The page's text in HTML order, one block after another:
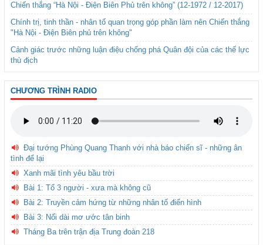
Chiến thắng “Hà Nội - Điện Biên Phủ trên không” (12-1972 / 12-2017)
Chính trị, tinh thần - nhân tố quan trọng góp phần làm nên Chiến thắng
"Hà Nội - Điện Biên phủ trên không"
Cảnh giác trước những luận điệu chống phá Quân đội của các thế lực
thù địch
CHƯƠNG TRÌNH RADIO
Đại tướng Phùng Quang Thanh với nhà báo chiến sĩ - những ân
tình để lại
Xanh mãi tình yêu bầu trời
Bài 1: Tổ 3 người - xưa mà không cũ
Bài 2: Truyền cảm hứng từ những nhân tố điển hình
Bài 3: Nối dài mơ ước tân binh
Tháng Ba trên trận địa Trung đoàn 218